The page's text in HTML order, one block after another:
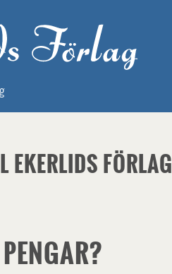
EKERLIDS FÖRLAG